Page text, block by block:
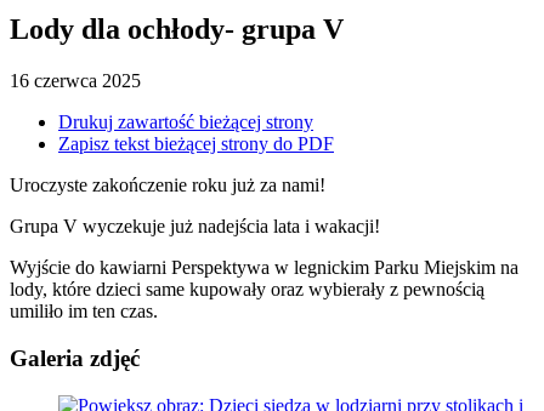
Lody dla ochłody- grupa V
16 czerwca 2025
Drukuj zawartość bieżącej strony
Zapisz tekst bieżącej strony do PDF
Uroczyste zakończenie roku już za nami!
Grupa V wyczekuje już nadejścia lata i wakacji!
Wyjście do kawiarni Perspektywa w legnickim Parku Miejskim na
lody, które dzieci same kupowały oraz wybierały z pewnością
umiliło im ten czas.
Galeria zdjęć